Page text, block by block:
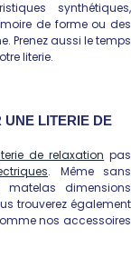
synthétiques,
de forme ou des
Prenez aussi le temps
literie.
UNE LITERIE DE
de relaxation pas
. Même sans
dimensions
trouverez également
nos accessoires